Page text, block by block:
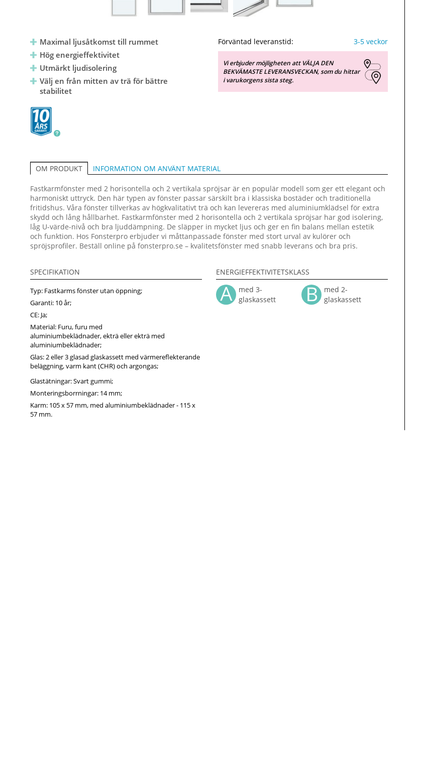
Maximal ljusåtkomst till rummet
Hög energieffektivitet
Utmärkt ljudisolering
Välj en från mitten av trä för bättre
stabilitet
Förväntad leveranstid: 3-5 veckor
Vi erbjuder möjligheten att VÄLJA DEN
BEKVÄMASTE LEVERANSVECKAN, som du hittar
i varukorgens sista steg.
OM PRODUKT INFORMATION OM ANVÄNT MATERIAL
Fastkarmfönster med 2 horisontella och 2 vertikala spröjsar är en populär modell som ger ett elegant och
harmoniskt uttryck. Den här typen av fönster passar särskilt bra i klassiska bostäder och traditionella
fritidshus. Våra fönster tillverkas av högkvalitativt trä och kan levereras med aluminiumklädsel för extra
skydd och lång hållbarhet. Fastkarmfönster med 2 horisontella och 2 vertikala spröjsar har god isolering,
låg U-värde-nivå och bra ljuddämpning. De släpper in mycket ljus och ger en fin balans mellan estetik
och funktion. Hos Fonsterpro erbjuder vi måttanpassade fönster med stort urval av kulörer och
spröjsprofiler. Beställ online på fonsterpro.se – kvalitetsfönster med snabb leverans och bra pris.
SPECIFIKATION
Typ: Fastkarms fönster utan öppning;
Garanti: 10 år;
CE: Ja;
Material: Furu, furu med
aluminiumbeklädnader, ekträ eller ekträ med
aluminiumbeklädnader;
Glas: 2 eller 3 glasad glaskassett med värmereflekterande
beläggning, varm kant (CHR) och argongas;
Glastätningar: Svart gummi;
Monteringsborrningar: 14 mm;
Karm: 105 x 57 mm, med aluminiumbeklädnader - 115 x
57 mm.
ENERGIEFFEKTIVITETSKLASS
med 3-
glaskassett
med 2-
glaskassett